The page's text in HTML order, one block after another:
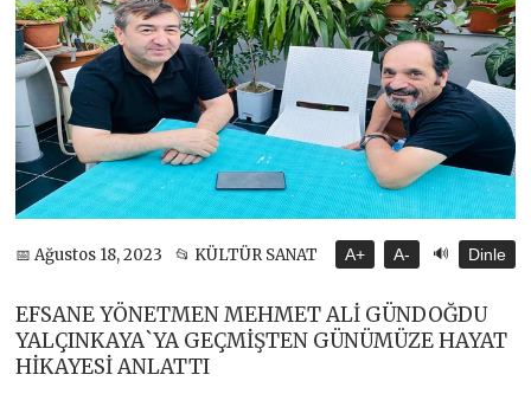
📅 Ağustos 18, 2023 📂 KÜLTÜR SANAT A+ A- 🔊 Dinle
EFSANE YÖNETMEN MEHMET ALİ GÜNDOĞDU
YALÇINKAYA`YA GEÇMİŞTEN GÜNÜMÜZE HAYAT
HİKAYESİ ANLATTI